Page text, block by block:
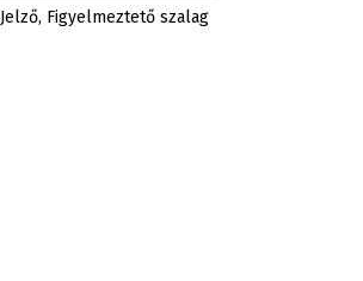
Jelző, Figyelmeztető szalag